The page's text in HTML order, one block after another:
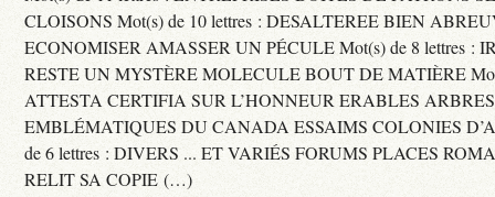
CLOISONS Mot(s) de 10 lettres : DESALTEREE BIEN
ECONOMISER AMASSER UN PÉCULE Mot(s) de 8 lettres :
RESTE UN MYSTÈRE MOLECULE BOUT DE MATIÈRE
ATTESTA CERTIFIA SUR L’HONNEUR ERABLES ARBRES
EMBLÉMATIQUES DU CANADA ESSAIMS COLONIES
de 6 lettres : DIVERS ... ET VARIÉS FORUMS PLACES
RELIT SA COPIE (…)